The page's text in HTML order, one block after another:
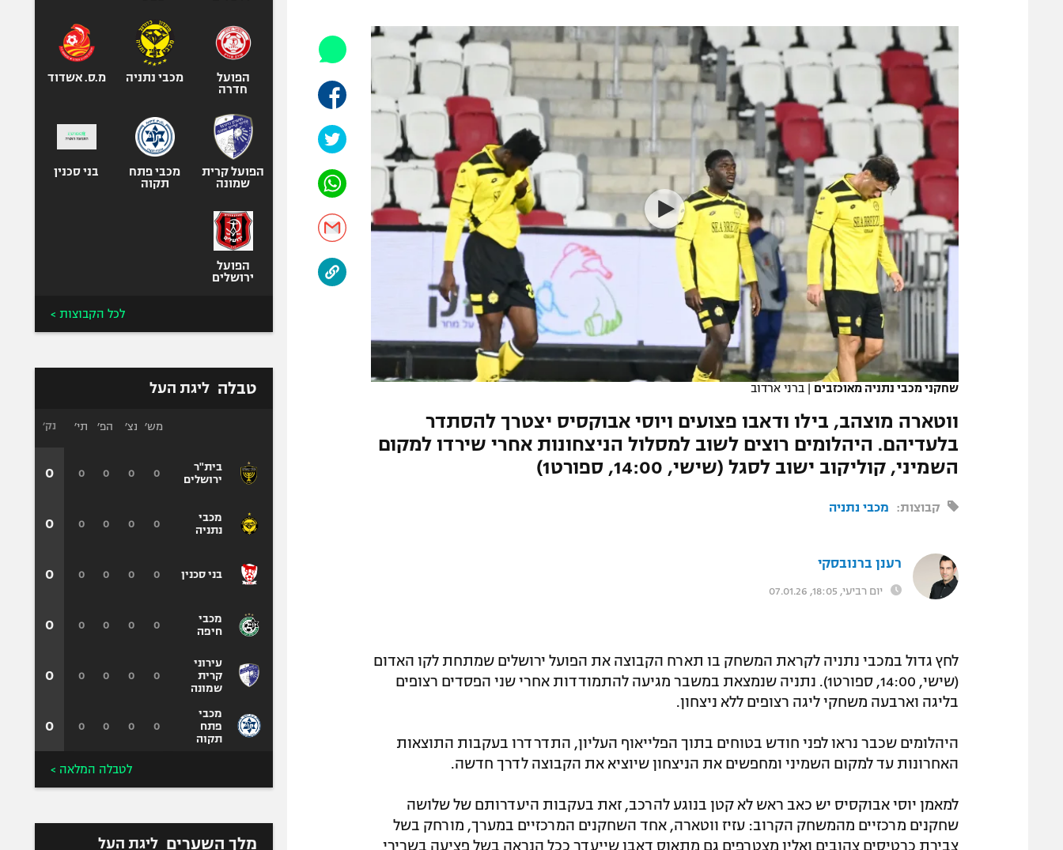
תקנון משתתפים וזוכים בפרסים
תקנון עבור פעילות אלקטרה
תקנון עבור פעילות ספורט 1 – "מרלן"
טניס
תנאי שימוש
מדיניות פרטיות
תקנון פעילות ספורט 1
רשיון להקרנה פומבית לבית עסק
הצטרפות לחבילת הערוצים
לוח דרושים – ג'ובנט
הפועל תל אביב
הפועל חיפה
הפועל באר שבע
מכבי נתניה
בני יהודה
ליגה סינית
ליגות נוספות
אופניים
ספורט מוטורי
כדורמים
בייסבול MLB
ספורט אתגרי
אומנויות לחימה
שחקני מכבי נתניה מאוכזבים | ברני ארדוב
ווטארה מוצהב, בילו ודאבו פצועים ויוסי אבוקסיס יצטרך להסתדר
בלעדיהם. היהלומים רוצים לשוב למסלול הניצחונות אחרי שירדו למקום
השמיני, קוליקוב ישוב לסגל (שישי, 14:00, ספורט1)
קבוצות: מכבי נתניה
רענן ברנובסקי
יום רביעי, 18:05, 07.01.26
לחץ גדול במכבי נתניה לקראת המשחק בו תארח הקבוצה את הפועל ירושלים שמתחת לקו האדום
(שישי, 14:00, ספורט1). נתניה שנמצאת במשבר מגיעה להתמודדות אחרי שני הפסדים רצופים
בליגה וארבעה משחקי ליגה רצופים ללא ניצחון.
היהלומים שכבר נראו לפני חודש בטוחים בתוך הפלייאוף העליון, התדרדרו בעקבות התוצאות
האחרונות עד למקום השמיני ומחפשים את הניצחון שיוציא את הקבוצה לדרך חדשה.
למאמן יוסי אבוקסיס יש כאב ראש לא קטן בנוגע להרכב, זאת בעקבות היעדרותם של שלושה
שחקנים מרכזיים מהמשחק הקרוב: עזיז ווטארה, אחד השחקנים המרכזיים במערך, מורחק בשל
צבירת כרטיסים צהובים ואליו מצטרפים גם מתאוס דאבו שייעדר ככל הנראה בשל פציעה בשרירי
הפועל
חדרה
מכבי נתניה מ.ס. אשדוד
הפועל קרית
שמונה
מכבי פתח
תקוה
בני סכנין
הפועל
ירושלים
לכל הקבוצות >
טבלה ליגת העל
בית"ר
ירושלים
מכבי
נתניה
בני סכנין
מכבי
חיפה
עירוני
קרית
שמונה
מכבי
פתח
תקוה
מש׳ נצ׳ הפ׳ תי׳
0
0
0
0
0
0
0
0
0
0
0
0
0
0
0
0
0
0
0
0
0
0
0
0
נק׳
0
0
0
0
0
0
לטבלה המלאה >
מלך השערים ליגת העל